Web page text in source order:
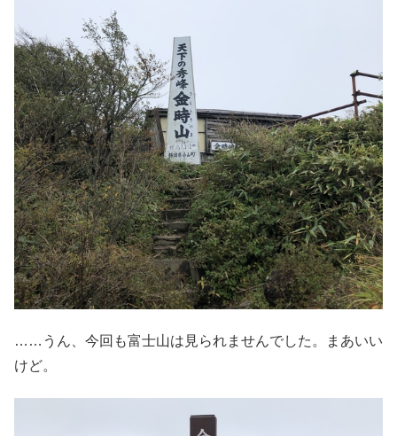
……うん、今回も富士山は見られませんでした。まあいい
けど。